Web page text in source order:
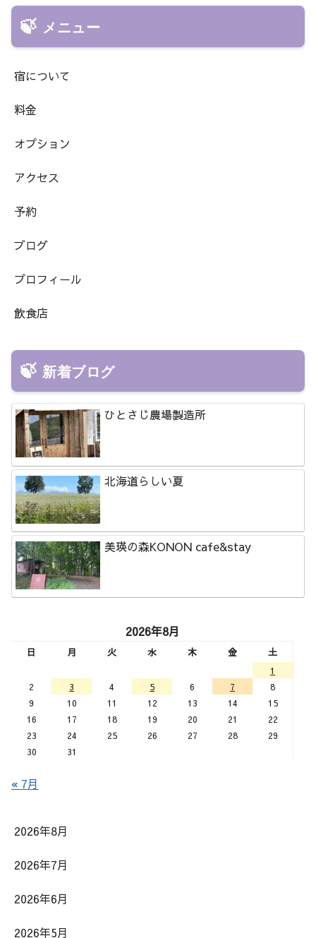
メニュー
宿について
料金
オプション
アクセス
予約
ブログ
プロフィール
飲食店
新着ブログ
ひとさじ農場製造所
北海道らしい夏
美瑛の森KONON cafe&stay
2026年8月
日 月 火 水 木 金
土
1
2
3 4 5 6 7
8
9
10 11 12 13 14
15
16
17 18 19 20 21
22
23
24 25 26 27 28
29
30
31
« 7月
2026年8月
2026年7月
2026年6月
2026年5月